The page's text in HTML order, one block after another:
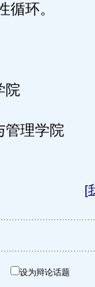
环。
院
理学院
[
设为辩论话题